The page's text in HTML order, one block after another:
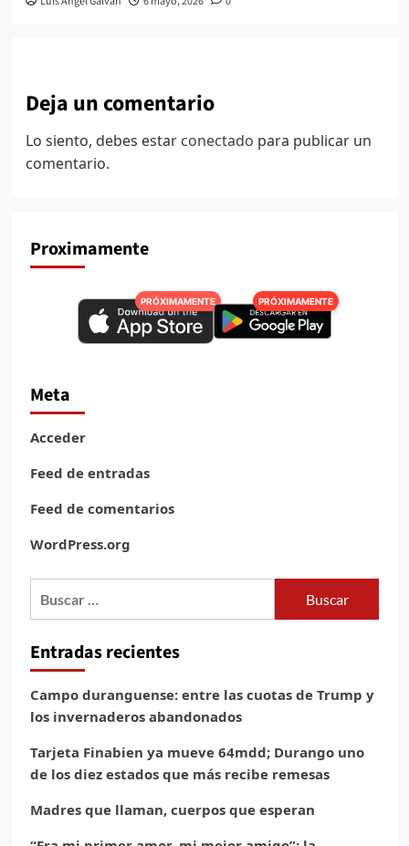
Deja un comentario
Lo siento, debes estar conectado para publicar un
comentario.
Proximamente
PRÓXIMAMENTE PRÓXIMAMENTE
Meta
Acceder
Feed de entradas
Feed de comentarios
WordPress.org
Entradas recientes
Campo duranguense: entre las cuotas de Trump y
los invernaderos abandonados
Tarjeta Finabien ya mueve 64mdd; Durango uno
de los diez estados que más recibe remesas
Madres que llaman, cuerpos que esperan